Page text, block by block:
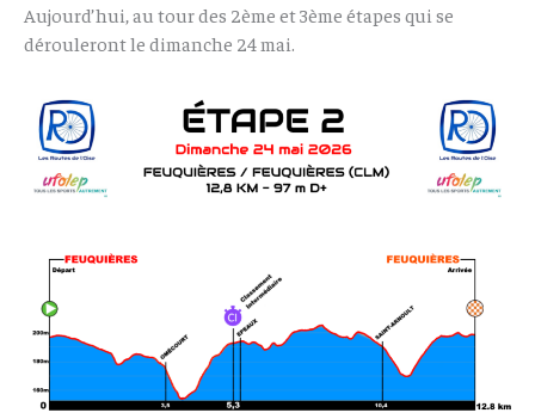
Aujourd’hui, au tour des 2ème et 3ème étapes qui se
dérouleront le dimanche 24 mai.